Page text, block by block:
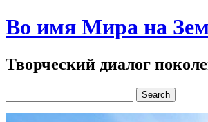
Во имя Мира на
Творческий диалог